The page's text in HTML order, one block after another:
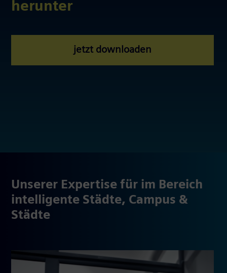
herunter
Unserer Expertise für im Bereich
intelligente Städte, Campus &
Städte